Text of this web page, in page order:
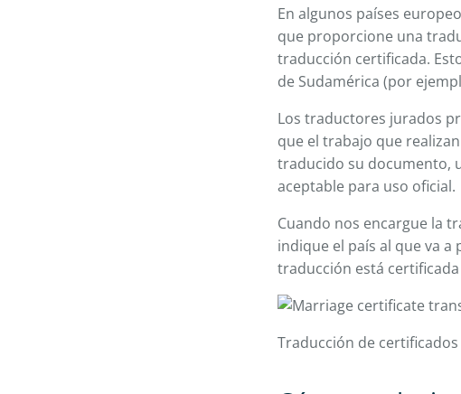
En algunos países
que proporcione una
traducción certificada.
de Sudamérica (por
Los traductores jurados
que el trabajo que
traducido su documento,
aceptable para uso oficial.
Cuando nos encargue la
indique el país al que va
traducción está
Traducción de